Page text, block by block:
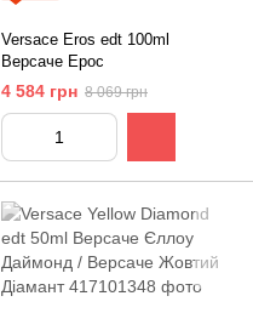
Versace Eros edt 100ml
Версаче Ерос
4 584 грн 8 069 грн